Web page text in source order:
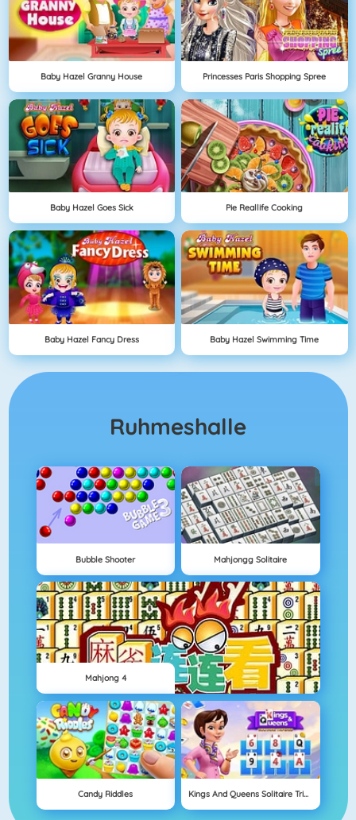
Baby Hazel Granny House Princesses Paris Shopping Spree
Baby Hazel Goes Sick Pie Reallife Cooking
Baby Hazel Fancy Dress Baby Hazel Swimming Time
Ruhmeshalle
Bubble Shooter Mahjongg Solitaire
Mahjong 4
Candy Riddles Kings And Queens Solitaire Tripeaks